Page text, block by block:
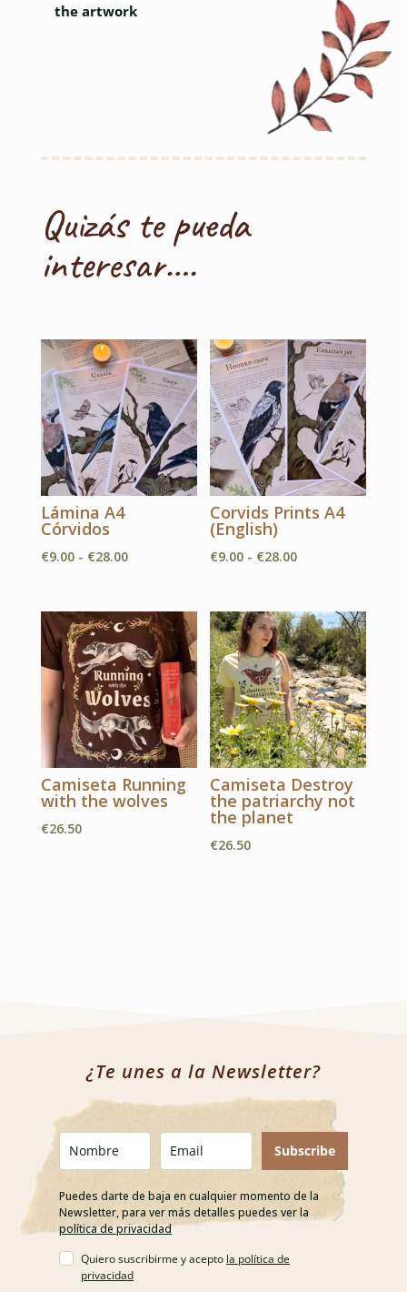
the artwork
Quizás te pueda
interesar….
Lámina A4
Córvidos
€9.00 - €28.00Rango
desde
€9.00
hasta
€28.00
Corvids Prints A4
(English)
€9.00 - €28.00Rango
desde
€9.00
hasta
€28.00
Camiseta Running
with the wolves
€26.50
Camiseta Destroy
the patriarchy not
the planet
€26.50
¿Te unes a la Newsletter?
Subscribe
Puedes darte de baja en cualquier momento de la
Newsletter, para ver más detalles puedes ver la
política de privacidad
Quiero suscribirme y acepto la política de
privacidad